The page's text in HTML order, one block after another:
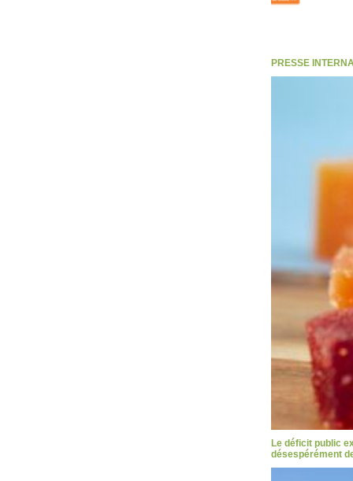
PRESSE
Le déficit public
désespérément